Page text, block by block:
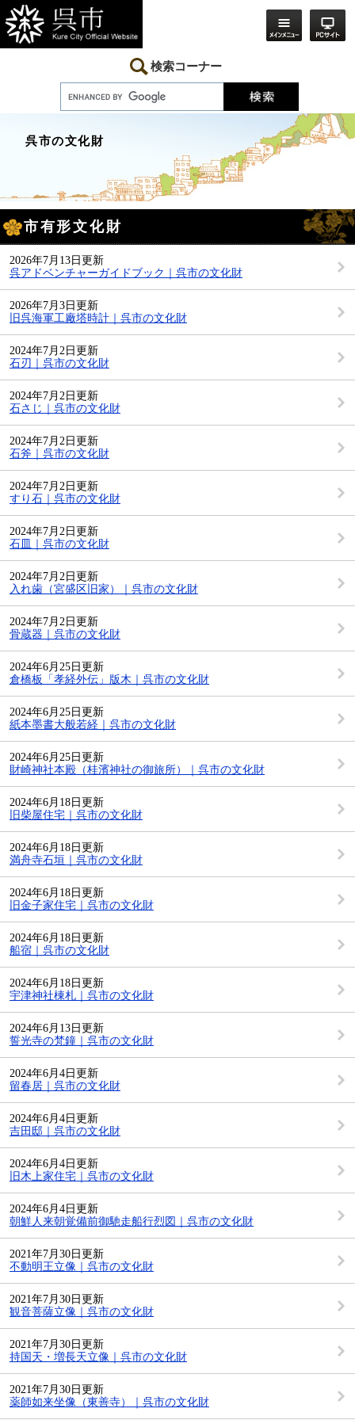
ー
ジ
の
ニ
ュ
ー
検索コーナー
呉市の文化財
文
市有形文化財
2026年7月13日更新
呉アドベンチャーガイドブック｜呉市の文化財
2026年7月3日更新
旧呉海軍工廠塔時計｜呉市の文化財
2024年7月2日更新
石刃｜呉市の文化財
2024年7月2日更新
石さじ｜呉市の文化財
2024年7月2日更新
石斧｜呉市の文化財
2024年7月2日更新
すり石｜呉市の文化財
2024年7月2日更新
石皿｜呉市の文化財
2024年7月2日更新
入れ歯（宮盛区旧家）｜呉市の文化財
2024年7月2日更新
骨蔵器｜呉市の文化財
2024年6月25日更新
倉橋板「孝経外伝」版木｜呉市の文化財
2024年6月25日更新
紙本墨書大般若経｜呉市の文化財
2024年6月25日更新
財崎神社本殿（桂濱神社の御旅所）｜呉市の文化財
2024年6月18日更新
旧柴屋住宅｜呉市の文化財
2024年6月18日更新
満舟寺石垣｜呉市の文化財
2024年6月18日更新
旧金子家住宅｜呉市の文化財
2024年6月18日更新
船宿｜呉市の文化財
2024年6月18日更新
宇津神社棟札｜呉市の文化財
2024年6月13日更新
誓光寺の梵鐘｜呉市の文化財
2024年6月4日更新
留春居｜呉市の文化財
2024年6月4日更新
吉田邸｜呉市の文化財
2024年6月4日更新
旧木上家住宅｜呉市の文化財
2024年6月4日更新
朝鮮人来朝覚備前御馳走船行烈図｜呉市の文化財
2021年7月30日更新
不動明王立像｜呉市の文化財
2021年7月30日更新
観音菩薩立像｜呉市の文化財
2021年7月30日更新
持国天・増長天立像｜呉市の文化財
2021年7月30日更新
薬師如来坐像（東善寺）｜呉市の文化財